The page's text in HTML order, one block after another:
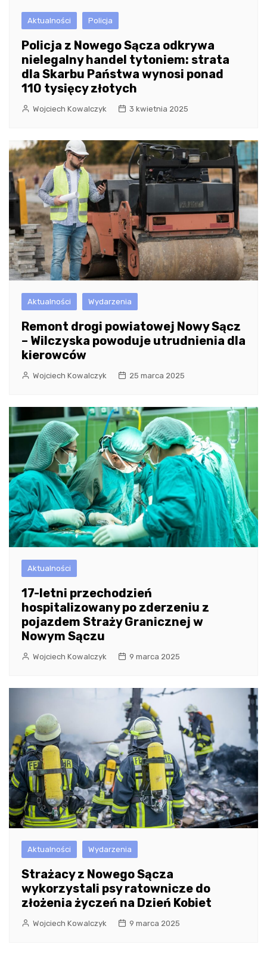
Aktualności Policja
Policja z Nowego Sącza odkrywa
nielegalny handel tytoniem: strata
dla Skarbu Państwa wynosi ponad
110 tysięcy złotych
Wojciech Kowalczyk 3 kwietnia 2025
Aktualności Wydarzenia
Remont drogi powiatowej Nowy Sącz
– Wilczyska powoduje utrudnienia dla
kierowców
Wojciech Kowalczyk 25 marca 2025
Aktualności
17-letni przechodzień
hospitalizowany po zderzeniu z
pojazdem Straży Granicznej w
Nowym Sączu
Wojciech Kowalczyk 9 marca 2025
Aktualności Wydarzenia
Strażacy z Nowego Sącza
wykorzystali psy ratownicze do
złożenia życzeń na Dzień Kobiet
Wojciech Kowalczyk 9 marca 2025